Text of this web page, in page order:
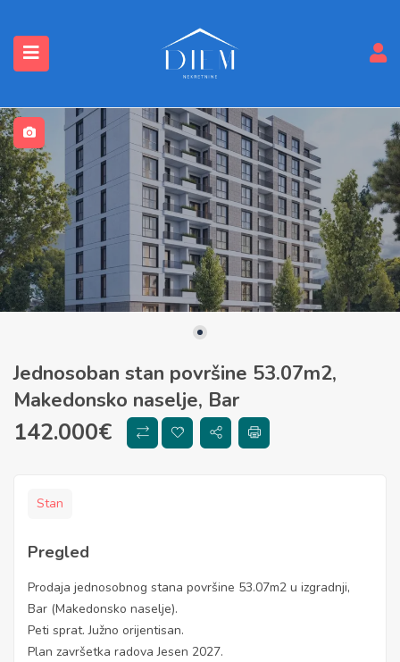
(Nekretnine)
Jednosoban stan površine 53.07m2,
Makedonsko naselje, Bar
142.000€
Stan
Pregled
Prodaja jednosobnog stana površine 53.07m2 u izgradnji,
Bar (Makedonsko naselje).
Peti sprat. Južno orijentisan.
Plan završetka radova Jesen 2027.